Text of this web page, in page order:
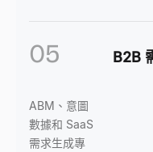
05 B2B
ABM、意圖
數據和 SaaS
需求生成專